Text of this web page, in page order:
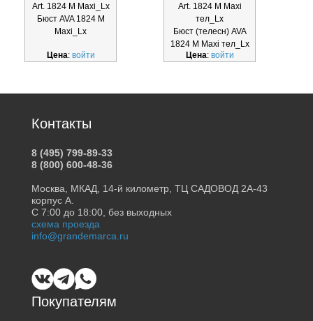
Art. 1824 M Maxi_Lx
Бюст AVA 1824 M
Maxi_Lx
Цена: войти
Art. 1824 M Maxi
тел_Lx
Бюст (телесн) AVA
1824 M Maxi тел_Lx
Цена: войти
Покупателям
Контакты
8 (495) 799-89-33
8 (800) 600-48-36
Москва, МКАД, 14-й километр, ТЦ САДОВОД 2А-43
корпус А.
С 7:00 до 18:00, без выходных
схема проезда
info@grandemarca.ru